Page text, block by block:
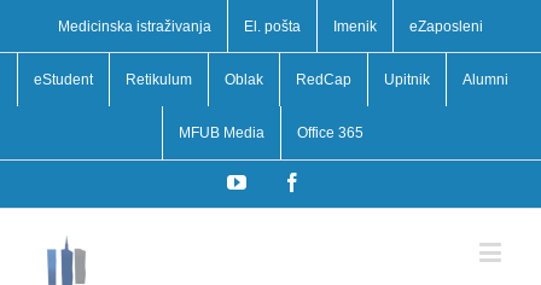
Medicinska istraživanja El. pošta Imenik eZaposleni
eStudent Retikulum Oblak RedCap Upitnik Alumni
MFUB Media Office 365
YouTube